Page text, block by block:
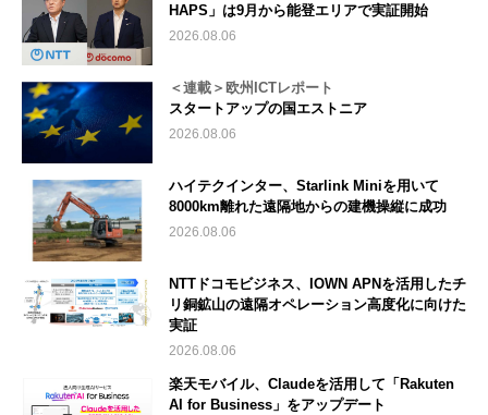
HAPS」は9月から能登エリアで実証開始
2026.08.06
＜連載＞欧州ICTレポート
スタートアップの国エストニア
2026.08.06
ハイテクインター、Starlink Miniを用いて
8000km離れた遠隔地からの建機操縦に成功
2026.08.06
NTTドコモビジネス、IOWN APNを活用したチ
リ銅鉱山の遠隔オペレーション高度化に向けた
実証
2026.08.06
楽天モバイル、Claudeを活用して「Rakuten
AI for Business」をアップデート